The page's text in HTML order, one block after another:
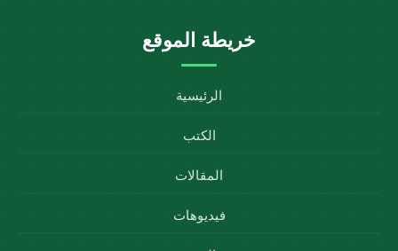
خريطة الموقع
الرئيسية
الكتب
المقالات
فيديوهات